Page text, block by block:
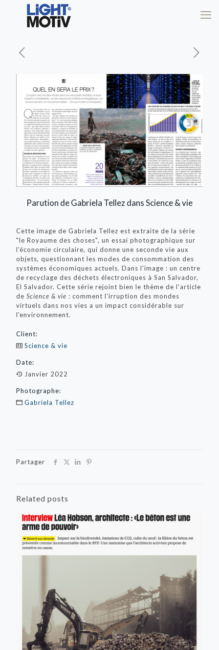
Parution de Gabriela Tellez dans Science & vie
Cette image de Gabriela Tellez est extraite de la série
"le Royaume des choses", un essai photographique sur
l'économie circulaire, qui donne une seconde vie aux
objets, questionnant les modes de consommation des
systèmes économiques actuels. Dans l'image : un centre
de recyclage des déchets électroniques à San Salvador,
El Salvador. Cette série rejoint bien le thème de l'article
de Science & vie : comment l'irruption des mondes
virtuels dans nos vies a un impact considérable sur
l'environnement.
Client:
Science & vie
Date:
Janvier 2022
Photographe:
Gabriela Tellez
Partager
Related posts